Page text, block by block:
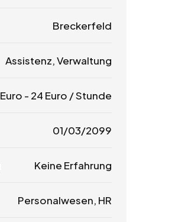
Breckerfeld
Assistenz, Verwaltung
Euro - 24 Euro / Stunde
01/03/2099
Keine Erfahrung
Personalwesen, HR